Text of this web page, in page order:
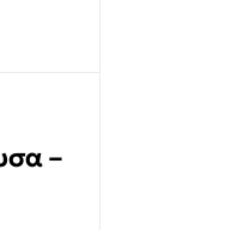
–